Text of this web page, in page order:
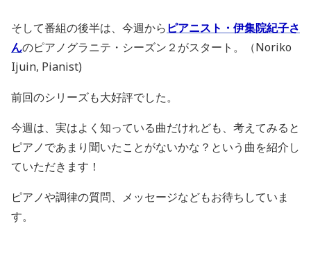
そして番組の後半は、今週から ピアニスト・伊集院紀子さ
んのピアノグラニテ・シーズン２がスタート。（Noriko
Ijuin, Pianist)
前回のシリーズも大好評でした。
今週は、実はよく知っている曲だけれども、考えてみると
ピアノであまり聞いたことがないかな？という曲を紹介し
ていただきます！
ピアノや調律の質問、メッセージなどもお待ちしていま
す。